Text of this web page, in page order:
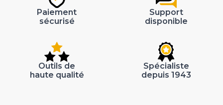
Paiement
sécurisé
Support
disponible
Outils de
haute qualité
Spécialiste
depuis 1943